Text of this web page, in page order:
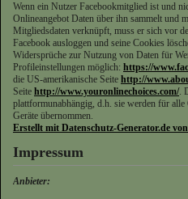
Wenn ein Nutzer Facebookmitglied ist und
Onlineangebot Daten über ihn sammelt und
Mitgliedsdaten verknüpft, muss er sich vor
Facebook ausloggen und seine Cookies
Widersprüche zur Nutzung von Daten für
Profileinstellungen möglich: https://
die US-amerikanische Seite http://
Seite http://www.youronlinechoices.com/.
plattformunabhängig, d.h. sie werden für
Geräte übernommen.
Erstellt mit Datenschutz-Generator.de
Impressum
Anbieter: